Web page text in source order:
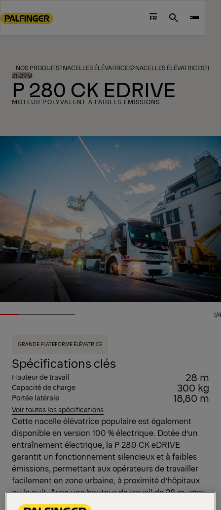
to
footer
content
FR Search
NOS PRODUITS NACELLES ÉLÉVATRICES NACELLES ÉLÉVATRICES
21-29M
P 280 CK EDRIVE
MOTEUR POLYVALENT À FAIBLES ÉMISSIONS
1/4
GRANDE PLATEFORME ÉLÉVATRICE
Spécifications clés
Hauteur de travail 28 m
Capacité de charge 300 kg
Portée latérale 18,80 m
Voir toutes les spécifications
Cette nacelle élévatrice populaire est également
disponible en version 100 % électrique. Dotée d’un
entraînement électrique, la P 280 CK eDRIVE
garantit un fonctionnement silencieux et à faibles
émissions, permettant aux opérateurs de travailler
facilement en zone urbaine, à proximité d’hôpitaux
ou la nuit. Avec une hauteur de travail de 28 m, c’est
un appareil polyvalent.